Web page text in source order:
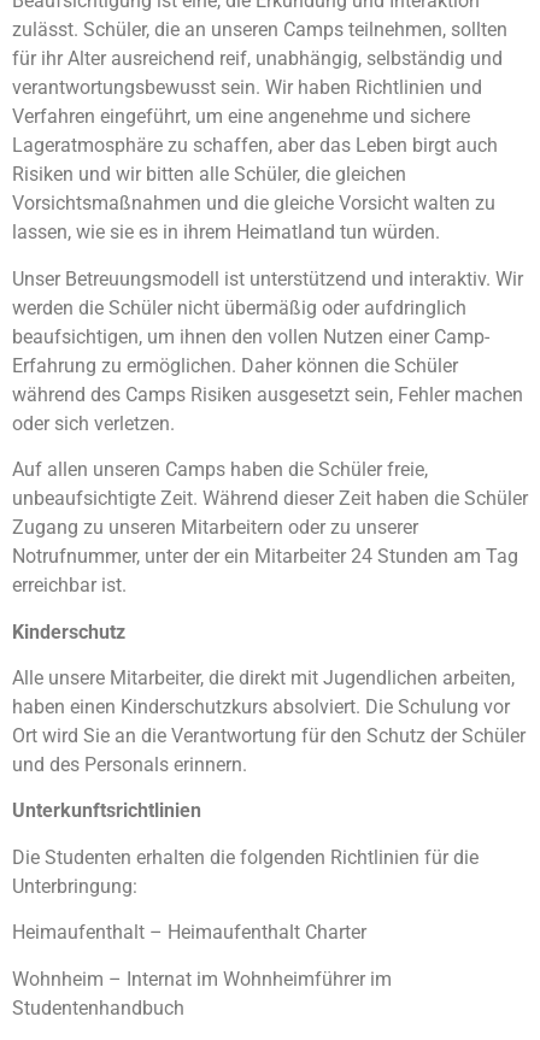
zulässt. Schüler, die an unseren Camps teilnehmen, sollten
für ihr Alter ausreichend reif, unabhängig, selbständig und
verantwortungsbewusst sein. Wir haben Richtlinien und
Verfahren eingeführt, um eine angenehme und sichere
Lageratmosphäre zu schaffen, aber das Leben birgt auch
Risiken und wir bitten alle Schüler, die gleichen
Vorsichtsmaßnahmen und die gleiche Vorsicht walten zu
lassen, wie sie es in ihrem Heimatland tun würden.
Unser Betreuungsmodell ist unterstützend und interaktiv. Wir
werden die Schüler nicht übermäßig oder aufdringlich
beaufsichtigen, um ihnen den vollen Nutzen einer Camp-
Erfahrung zu ermöglichen. Daher können die Schüler
während des Camps Risiken ausgesetzt sein, Fehler machen
oder sich verletzen.
Auf allen unseren Camps haben die Schüler freie,
unbeaufsichtigte Zeit. Während dieser Zeit haben die Schüler
Zugang zu unseren Mitarbeitern oder zu unserer
Notrufnummer, unter der ein Mitarbeiter 24 Stunden am Tag
erreichbar ist.
Kinderschutz
Alle unsere Mitarbeiter, die direkt mit Jugendlichen arbeiten,
haben einen Kinderschutzkurs absolviert. Die Schulung vor
Ort wird Sie an die Verantwortung für den Schutz der Schüler
und des Personals erinnern.
Unterkunftsrichtlinien
Die Studenten erhalten die folgenden Richtlinien für die
Unterbringung:
Heimaufenthalt – Heimaufenthalt Charter
Wohnheim – Internat im Wohnheimführer im
Studentenhandbuch